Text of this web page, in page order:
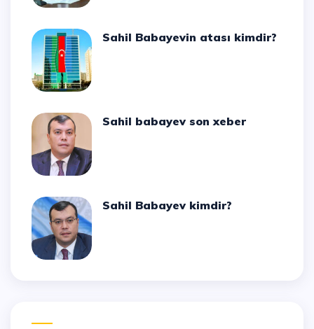
Sahil Babayevin atası kimdir?
Sahil babayev son xeber
Sahil Babayev kimdir?